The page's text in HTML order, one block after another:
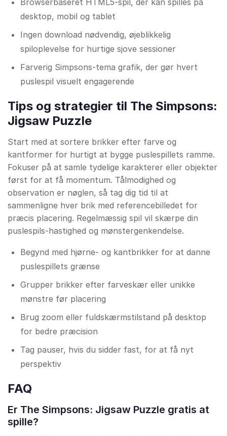
Browserbaseret HTML5-spil, der kan spilles på
desktop, mobil og tablet
Ingen download nødvendig, øjeblikkelig
spiloplevelse for hurtige sjove sessioner
Farverig Simpsons-tema grafik, der gør hvert
puslespil visuelt engagerende
Tips og strategier til The Simpsons:
Jigsaw Puzzle
Start med at sortere brikker efter farve og
kantformer for hurtigt at bygge puslespillets ramme.
Fokuser på at samle tydelige karakterer eller objekter
først for at få momentum. Tålmodighed og
observation er nøglen, så tag dig tid til at
sammenligne hver brik med referencebilledet for
præcis placering. Regelmæssig spil vil skærpe din
puslespils-hastighed og mønstergenkendelse.
Begynd med hjørne- og kantbrikker for at danne
puslespillets grænse
Grupper brikker efter farveskær eller unikke
mønstre før placering
Brug zoom eller fuldskærmstilstand på desktop
for bedre præcision
Tag pauser, hvis du sidder fast, for at få nyt
perspektiv
FAQ
Er The Simpsons: Jigsaw Puzzle gratis at
spille?